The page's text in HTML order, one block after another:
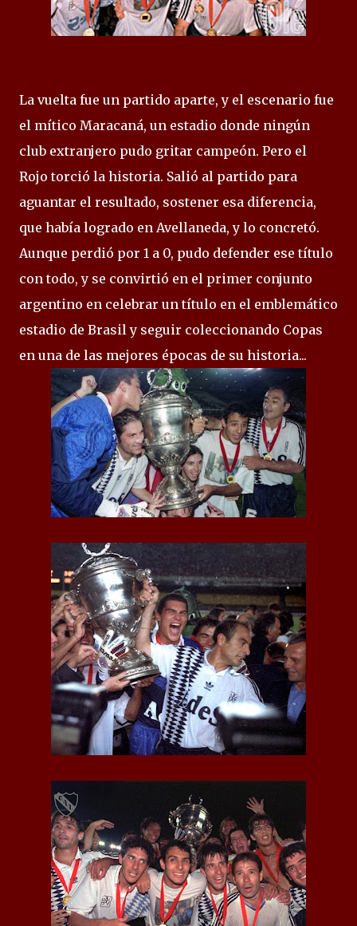
La vuelta fue un partido aparte, y el escenario fue
el mítico Maracaná, un estadio donde ningún
club extranjero pudo gritar campeón. Pero el
Rojo torció la historia. Salió al partido para
aguantar el resultado, sostener esa diferencia,
que había logrado en Avellaneda, y lo concretó.
Aunque perdió por 1 a 0, pudo defender ese título
con todo, y se convirtió en el primer conjunto
argentino en celebrar un título en el emblemático
estadio de Brasil y seguir coleccionando Copas
en una de las mejores épocas de su historia...